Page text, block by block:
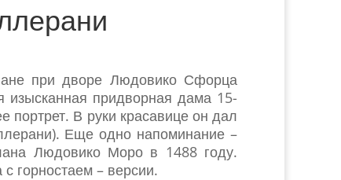
при дворе Людовико Сфорца
изысканная придворная дама 15-
В руки красавице он дал
Еще одно напоминание –
Людовико Моро в 1488 году.
горностаем – версии.